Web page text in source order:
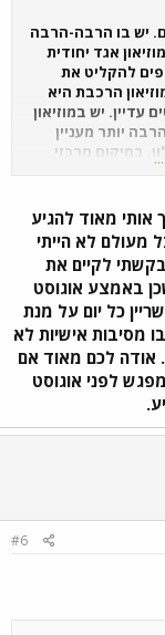
יש בו הרבה-הרבה
אגד יחודית
להקליט את
הרכבת היא
עדיין. יש במוזיאון
יותר מעניין
במיקום מרכזי
הרכבת בו יש
יותר מקום חנייה
שאסור בשום פנים
חם, אנרגטי ומאוד
ל-"אגד" יש את כל
מבחינת הבטיחות
לא תדרוס אתכם
אחר בארץ.
אותי מאוד להגיע
מעולם לא הייתי
לקיים את
באמצע אוגוסט
כל יום על מנת
ה-3 ביולי שבו מסיבות אישיות לא
אודה לכם מאוד אם
לפני אוגוסט
#6